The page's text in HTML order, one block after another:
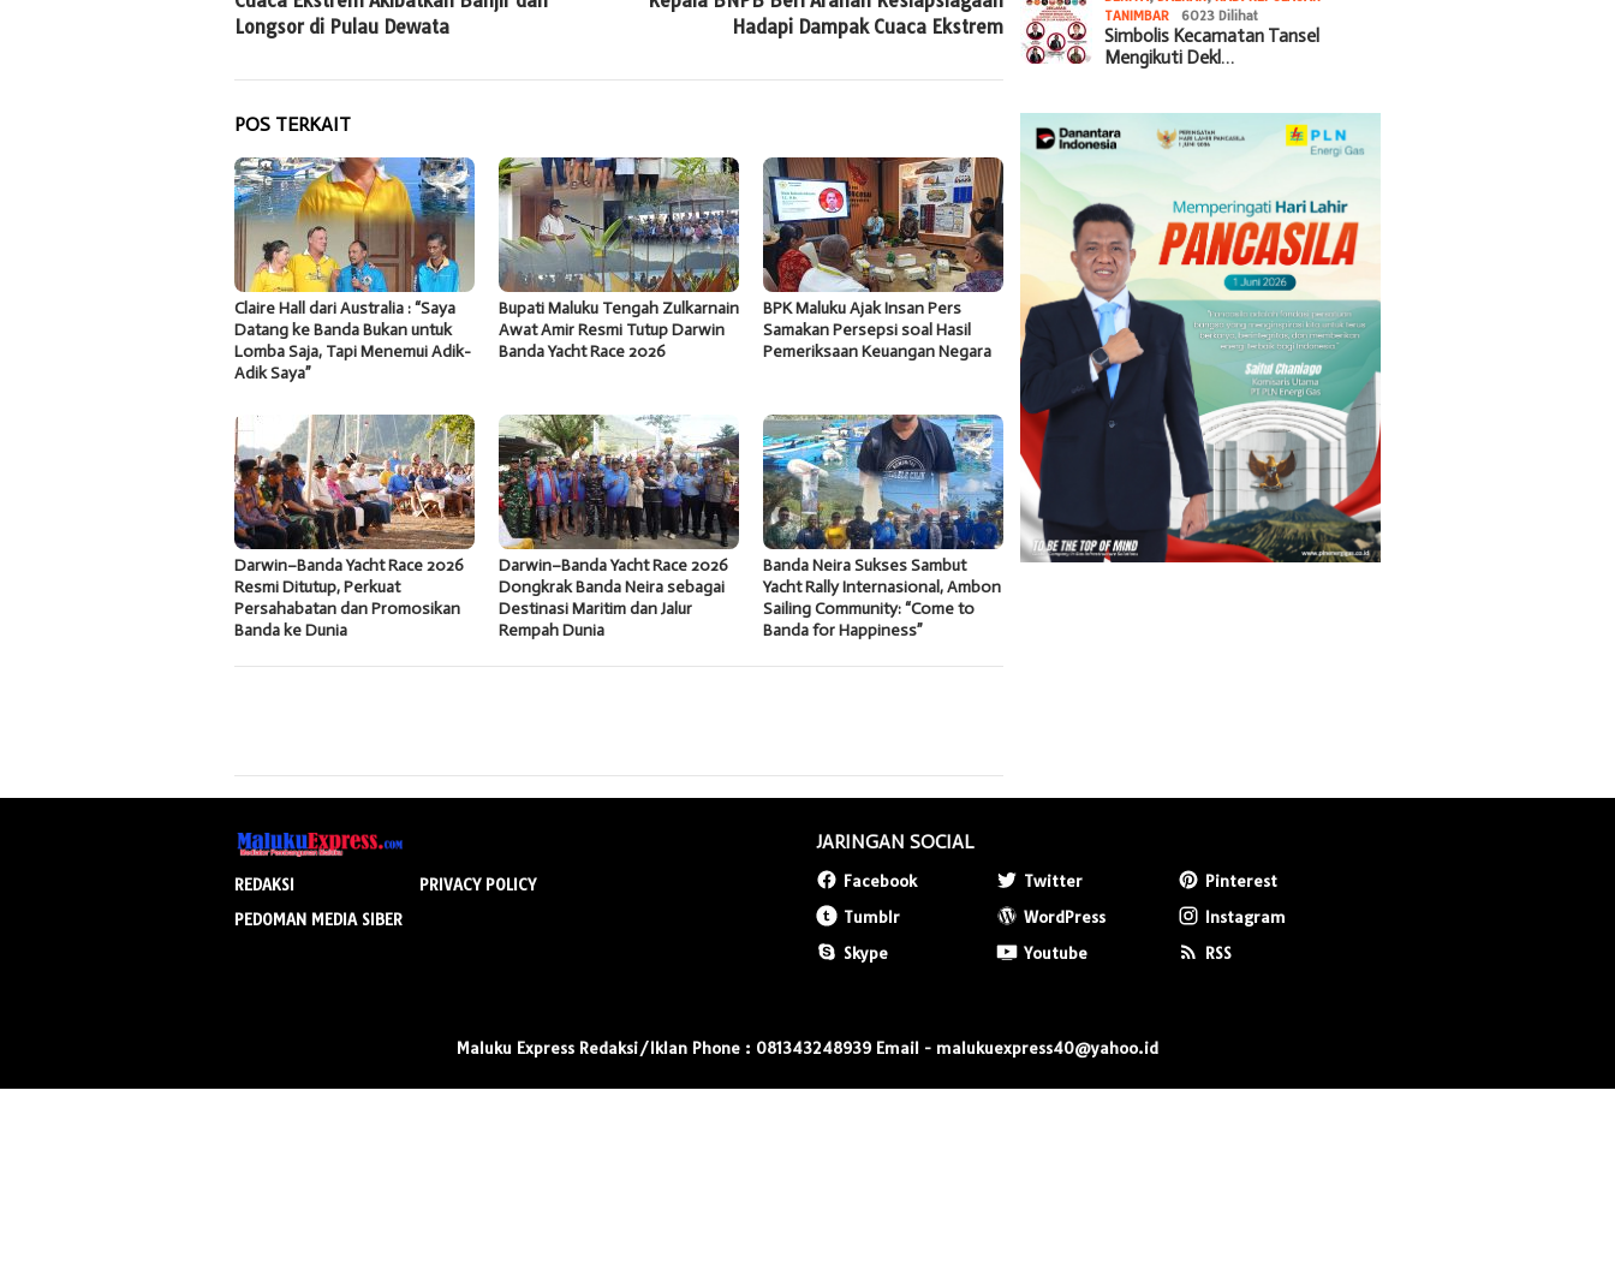
pos
Longsor di Pulau Dewata
Hadapi Dampak Cuaca Ekstrem
POS TERKAIT
Claire Hall dari Australia : “Saya
Datang ke Banda Bukan untuk
Lomba Saja, Tapi Menemui Adik-
Adik Saya”
Bupati Maluku Tengah Zulkarnain
Awat Amir Resmi Tutup Darwin
Banda Yacht Race 2026
BPK Maluku Ajak Insan Pers
Samakan Persepsi soal Hasil
Pemeriksaan Keuangan Negara
Darwin–Banda Yacht Race 2026
Resmi Ditutup, Perkuat
Persahabatan dan Promosikan
Banda ke Dunia
Darwin–Banda Yacht Race 2026
Dongkrak Banda Neira sebagai
Destinasi Maritim dan Jalur
Rempah Dunia
Banda Neira Sukses Sambut
Yacht Rally Internasional, Ambon
Sailing Community: “Come to
Banda for Happiness”
TANIMBAR
6023 Dilihat
Simbolis Kecamatan Tansel
Mengikuti Dekl…
REDAKSI
PRIVACY POLICY
PEDOMAN MEDIA SIBER
JARINGAN SOCIAL
Facebook Twitter
Pinterest
Tumblr
WordPress
Instagram
Skype
Youtube RSS
Maluku Express Redaksi/Iklan Phone : 081343248939 Email - malukuexpress40@yahoo.id